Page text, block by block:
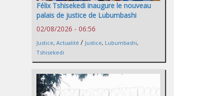
Félix Tshisekedi inaugure le nouveau
palais de justice de Lubumbashi
02/08/2026 - 06:56
Justice, Actualité / Justice, Lubumbashi,
Tshisekedi